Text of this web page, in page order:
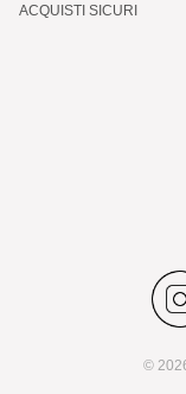
ACQUISTI SICURI
©